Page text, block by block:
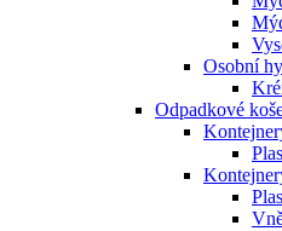
Osobní
Odpadkové